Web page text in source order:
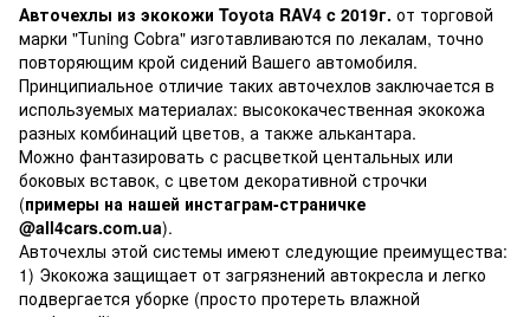
Авточехлы из экокожи Toyota RAV4 c 2019г. от торговой
марки "Tuning Cobra" изготавливаются по лекалам, точно
повторяющим крой сидений Вашего автомобиля.
Принципиальное отличие таких авточехлов заключается в
используемых материалах: высококачественная экокожа
разных комбинаций цветов, а также алькантара.
Можно фантазировать с расцветкой центальных или
боковых вставок, с цветом декоративной строчки
(примеры на нашей инстаграм-страничке
@all4cars.com.ua).
Авточехлы этой системы имеют следующие преимущества:
1) Экокожа защищает от загрязнений автокресла и легко
подвергается уборке (просто протереть влажной